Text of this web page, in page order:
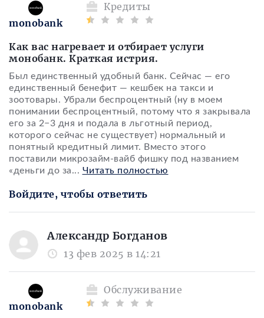
Кредиты
monobank
Как вас нагревает и отбирает услуги
монобанк. Краткая истрия.
Был единственный удобный банк. Сейчас — его
единственный бенефит — кешбек на такси и
зоотовары. Убрали беспроцентный (ну в моем
понимании беспроцентный, потому что я закрывала
его за 2−3 дня и подала в льготный период,
которого сейчас не существует) нормальный и
понятный кредитный лимит. Вместо этого
поставили микрозайм-вайб фишку под названием
«деньги до за... Читать полностью
Войдите, чтобы ответить
Александр Богданов
13 фев 2025 в 14:21
Обслуживание
monobank